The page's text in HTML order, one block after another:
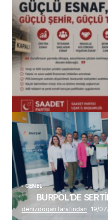
(başlıksız)
Alaattin Karahan tarafından 14/
GENEL
BURPOL’DE
denizdogan tarafından 19/